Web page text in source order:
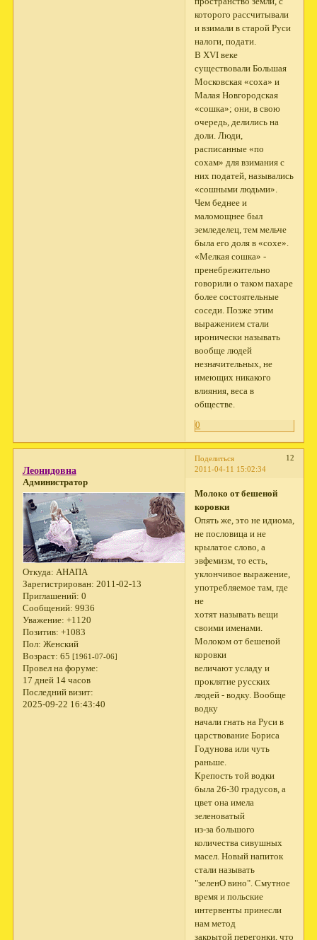
которого рассчитывали
и взимали в старой Руси
налоги, подати.
В XVI веке
существовали Большая
Московская «соха» и
Малая Новгородская
«сошка»; они, в свою
очередь, делились на
доли. Люди,
расписанные «по
сохам» для взимания с
них податей, назывались
«сошными людьми».
Чем беднее и
маломощнее был
земледелец, тем мельче
была его доля в «сохе».
«Мелкая сошка» -
пренебрежительно
говорили о таком пахаре
более состоятельные
соседи. Позже этим
выражением стали
иронически называть
вообще людей
незначительных, не
имеющих никакого
влияния, веса в
обществе.
0
Поделиться
12
2011-04-11 15:02:34
Леонидовна
Администратор
Откуда: АНАПА
Зарегистрирован: 2011-02-13
Приглашений: 0
Сообщений: 9936
Уважение: +1120
Позитив: +1083
Пол: Женский
Возраст: 65 [1961-07-06]
Провел на форуме:
17 дней 14 часов
Последний визит:
2025-09-22 16:43:40
Молоко от бешеной
коровки
Опять же, это не идиома,
не пословица и не
крылатое слово, а
эвфемизм, то есть,
уклончивое выражение,
употребляемое там, где
не
хотят называть вещи
своими именами.
Молоком от бешеной
коровки
величают усладу и
проклятие русских
людей - водку. Вообще
водку
начали гнать на Руси в
царствование Бориса
Годунова или чуть
раньше.
Крепость той водки
была 26-30 градусов, а
цвет она имела
зеленоватый
из-за большого
количества сивушных
масел. Hовый напиток
стали называть
"зеленО вино". Смутное
время и польские
интервенты принесли
нам метод
закрытой перегонки, что